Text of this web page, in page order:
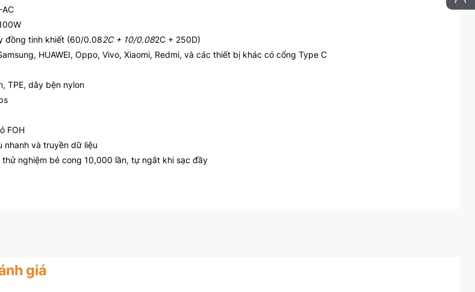
AC
đồng tinh khiết (60/0.082C + 10/0.082C + 250D)
HUAWEI, Oppo, Vivo, Xiaomi, Redmi, và các thiết bị khác có cổng Type C
TPE, dây bện nylon
FOH
nhanh và truyền dữ liệu
thử nghiệm bẻ cong 10,000 lần, tự ngắt khi sạc đầy
giá